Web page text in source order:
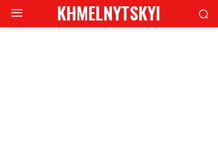
KHMELNYTSKYI